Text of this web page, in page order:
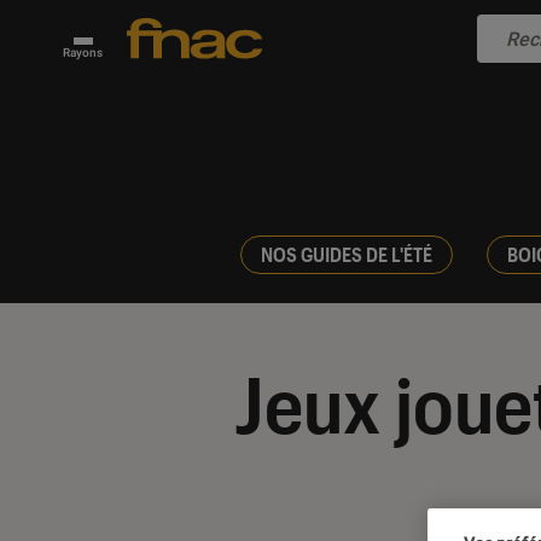
Rayons
NOS GUIDES DE L'ÉTÉ
Jeux